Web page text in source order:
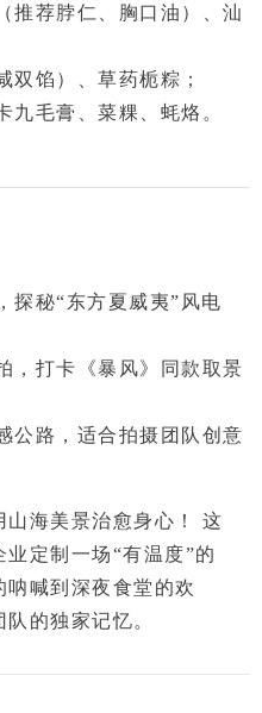
推荐脖仁、胸口油）、汕
双馅）、草药栀粽；
九毛膏、菜粿、蚝烙 。
探秘“东方夏威夷”风电
，打卡《暴风》同款取景
公路，适合拍摄团队创意
海美景治愈身心！
这
业定制一场“有温度”的
喊到深夜食堂的欢
的独家记忆。